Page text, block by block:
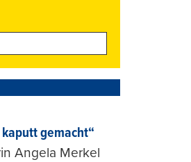
gemacht“
Angela Merkel